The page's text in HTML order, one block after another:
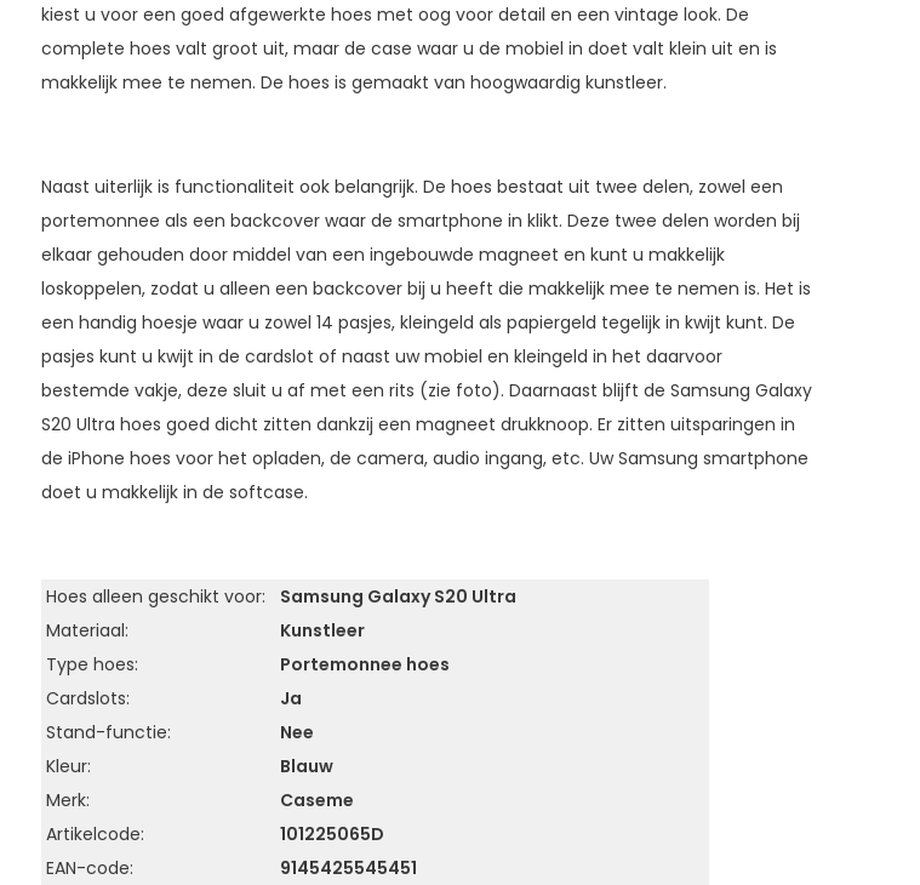
kiest u voor een goed afgewerkte hoes met oog voor detail en een vintage look. De
complete hoes valt groot uit, maar de case waar u de mobiel in doet valt klein uit en is
makkelijk mee te nemen. De hoes is gemaakt van hoogwaardig kunstleer.
Naast uiterlijk is functionaliteit ook belangrijk. De hoes bestaat uit twee delen, zowel een
portemonnee als een backcover waar de smartphone in klikt. Deze twee delen worden bij
elkaar gehouden door middel van een ingebouwde magneet en kunt u makkelijk
loskoppelen, zodat u alleen een backcover bij u heeft die makkelijk mee te nemen is. Het is
een handig hoesje waar u zowel 14 pasjes, kleingeld als papiergeld tegelijk in kwijt kunt. De
pasjes kunt u kwijt in de cardslot of naast uw mobiel en kleingeld in het daarvoor
bestemde vakje, deze sluit u af met een rits (zie foto). Daarnaast blijft de Samsung Galaxy
S20 Ultra hoes goed dicht zitten dankzij een magneet drukknoop. Er zitten uitsparingen in
de iPhone hoes voor het opladen, de camera, audio ingang, etc. Uw Samsung smartphone
doet u makkelijk in de softcase.
Hoes alleen geschikt voor:
Samsung Galaxy S20 Ultra
Materiaal:
Kunstleer
Type hoes:
Portemonnee hoes
Cardslots:
Ja
Stand-functie:
Nee
Kleur:
Blauw
Merk:
Caseme
Artikelcode:
101225065D
EAN-code:
9145425545451